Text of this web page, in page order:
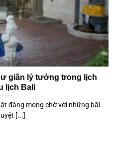
giãn lý tưởng trong lịch
lịch Bali
đáng mong chờ với những bãi
[...]